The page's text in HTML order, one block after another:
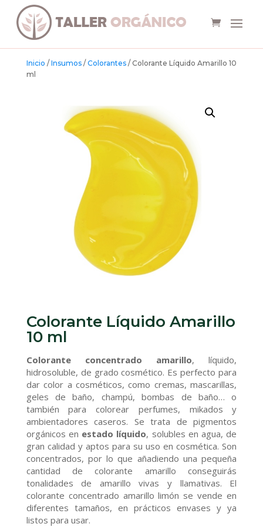
Inicio / Insumos/ Colorantes/ Colorante Líquido Amarillo 10
ml
Colorante Líquido Amarillo
10 ml
Colorante concentrado amarillo, líquido,
hidrosoluble, de grado cosmético. Es perfecto para
dar color a cosméticos, como cremas, mascarillas,
geles de baño, champú, bombas de baño… o
también para colorear perfumes, mikados y
ambientadores caseros. Se trata de pigmentos
orgánicos en estado líquido, solubles en agua, de
gran calidad y aptos para su uso en cosmética. Son
concentrados, por lo que añadiendo una pequeña
cantidad de colorante amarillo conseguirás
tonalidades de amarillo vivas y llamativas. El
colorante concentrado amarillo limón se vende en
diferentes tamaños, en prácticos envases y ya
listos para usar.